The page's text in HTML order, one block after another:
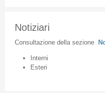
Notiziari
Consultazione della sezione
Interni
Esteri